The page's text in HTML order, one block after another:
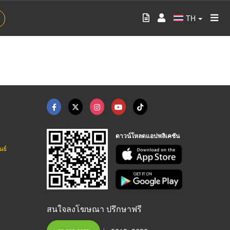
TH
ธ์
ดาวน์โหลดแอปพลิเคชัน
สนใจลงโฆษณา ปรึกษาฟรี